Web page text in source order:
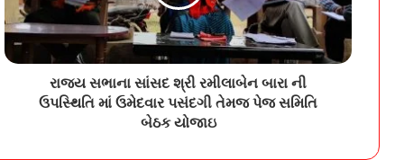
જેતપર ગામે ઉપવાસ આંદોલનમાં વધુ એક ખેડૂતની
તબિયત લથડી | Another farmer’s health
deteriorates during hunger strike in Jetpar village
સંગઠન અને ચૂંટાયેલી પાંખ વચ્ચેની ખેંચતાણ વચ્ચે
આજે વડોદરા જિલ્લા પંચાયતની આઠ સમિતિઓ
રાજ્ય સભાના સાંસદ શ્રી રમીલાબેન બારા ની
ઉપસ્થિતિ માં ઉમેદવાર પસંદગી તેમજ પેજ સમિતિ
બેઠક યોજાઇ